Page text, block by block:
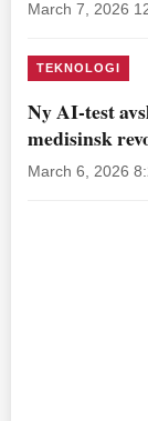
March 7, 2026
TEKNOLOGI
Ny AI-test
medisinsk
March 6, 2026